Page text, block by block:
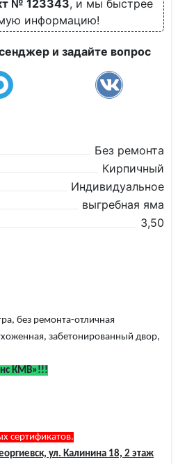
№ 123343, и мы быстрее
информацию!
и задайте вопрос
Без ремонта
Кирпичный
Индивидуальное
выгребная яма
3,50
без ремонта-отличная
забетонированный двор,
КМВ»!!!
сертификатов.
ул. Калинина 18, 2 этаж